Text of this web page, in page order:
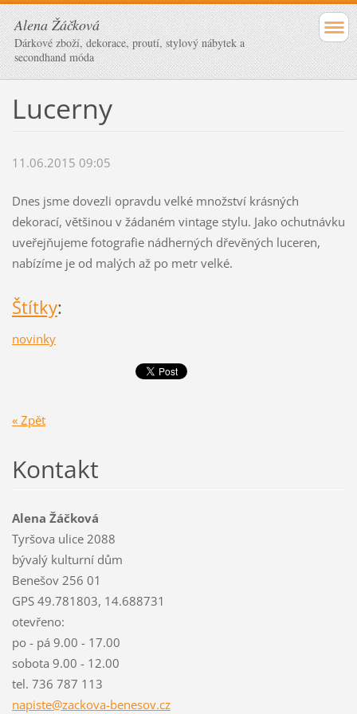
Alena Žáčková
Dárkové zboží, dekorace, proutí, stylový nábytek a
secondhand móda
Lucerny
11.06.2015 09:05
Dnes jsme dovezli opravdu velké množství krásných
dekorací, většinou v žádaném vintage stylu. Jako ochutnávku
uveřejňujeme fotografie nádherných dřevěných luceren,
nabízíme je od malých až po metr velké.
Štítky:
novinky
« Zpět
Kontakt
Alena Žáčková
Tyršova ulice 2088
bývalý kulturní dům
Benešov 256 01
GPS 49.781803, 14.688731
otevřeno:
po - pá 9.00 - 17.00
sobota 9.00 - 12.00
tel. 736 787 113
napiste@zackova-benesov.cz